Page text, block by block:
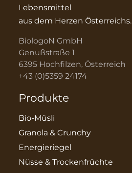
Lebensmittel
aus dem Herzen Österreichs.
BiologoN GmbH
Genußstraße 1
6395 Hochfilzen, Österreich
+43 (0)5359 24174
Produkte
Bio-Müsli
Granola & Crunchy
Energieriegel
Nüsse & Trockenfrüchte